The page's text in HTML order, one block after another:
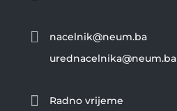

nacelnik@neum.ba
urednacelnika@neum.ba
 Radno vrijeme